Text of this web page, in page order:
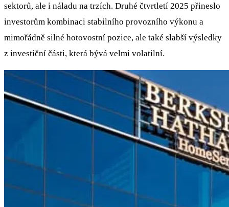
sektorů, ale i náladu na trzích. Druhé čtvrtletí 2025 přineslo
investorům kombinaci stabilního provozního výkonu a
mimořádně silné hotovostní pozice, ale také slabší výsledky
z investiční části, která bývá velmi volatilní.